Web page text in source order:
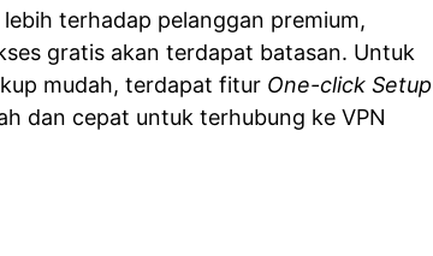
terhadap pelanggan premium,
gratis akan terdapat batasan. Untuk
mudah, terdapat fitur One-click Setup
dan cepat untuk terhubung ke VPN